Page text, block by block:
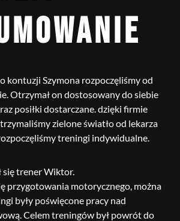
kontuzji Szymona rozpoczęliśmy od
Otrzymał on dostosowany do siebie
posiłki dostarczane. dzięki firmie
zielone światło od lekarza
treningi indywidualne.
się trener Wiktor.
przygotowania motorycznego, można
były poświęcone pracy nad
Celem treningów był powrót do